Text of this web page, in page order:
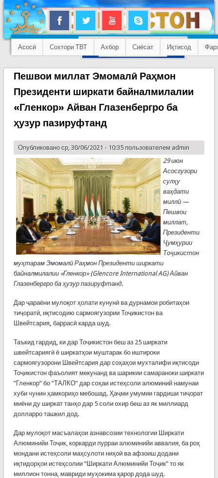
Асосӣ Сохтори ТВТ Ахбор Сиёсат Иқтисод
Пешвои миллат Эмомалӣ Раҳмон
Президенти ширкати байналмилалии
«Гленкор» Айван Глазенбергро ба
ҳузур пазируфтанд
Опубликовано ср, 30/06/2021 - 10:35 пользователем admin
29 июн
Асосгузори
сулҳу
ваҳдати
миллӣ —
Пешвои
миллат,
Президенти
Ҷумҳурии
Тоҷикистон
муҳтарам Эмомалӣ Раҳмон Президенти ширкати
байналмилалии «Гленкор» (Glencore International AG) Айван
Глазенбергро ба ҳузур пазируфтанд.
Дар ҷараёни мулоқот ҳолати кунунӣ ва дурнамои робитаҳои
тиҷоратӣ, иқтисодию сармоягузории Тоҷикистон ва
Швейтсария, баррасӣ карда шуд.
Таъкид гардид, ки дар Тоҷикистон беш аз 25 ширкати
швейтсариягӣ ё ширкатҳои муштарак бо иштироки
сармоягузорони Швейтсария дар соҳаҳои мухталифи иқтисоди
Тоҷикистон фаъолият мекунанд ва шарикии самараноки ширкати
“Гленкор” бо “ТАЛКО” дар соҳаи истеҳсоли алюминий намунаи
хуби чунин ҳамкориҳо мебошад. Ҳаҷми умумии гардиши тиҷорат
миёни ду ширкат танҳо дар 5 соли охир беш аз як миллиард
долларро ташкил дод.
Дар мулоқот масъалаҳои азнавсозии технологии Ширкати
Алюминийи Тоҷик, коркарди пурраи алюминийи аввалия, ба роҳ
мондани истеҳсоли маҳсулоти ниҳоӣ ва афзоиш додани
иқтидорҳои истеҳсолии “Ширкати Алюминийи Тоҷик” то як
миллион тонна, мавриди муҳокима қарор дода шуд.